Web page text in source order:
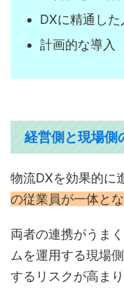
DXに精通し
計画的な導入
経営側と現場側
物流DXを効果的に
の従業員が一体と
両者の連携がうま
ムを運用する現場
するリスクが高まり